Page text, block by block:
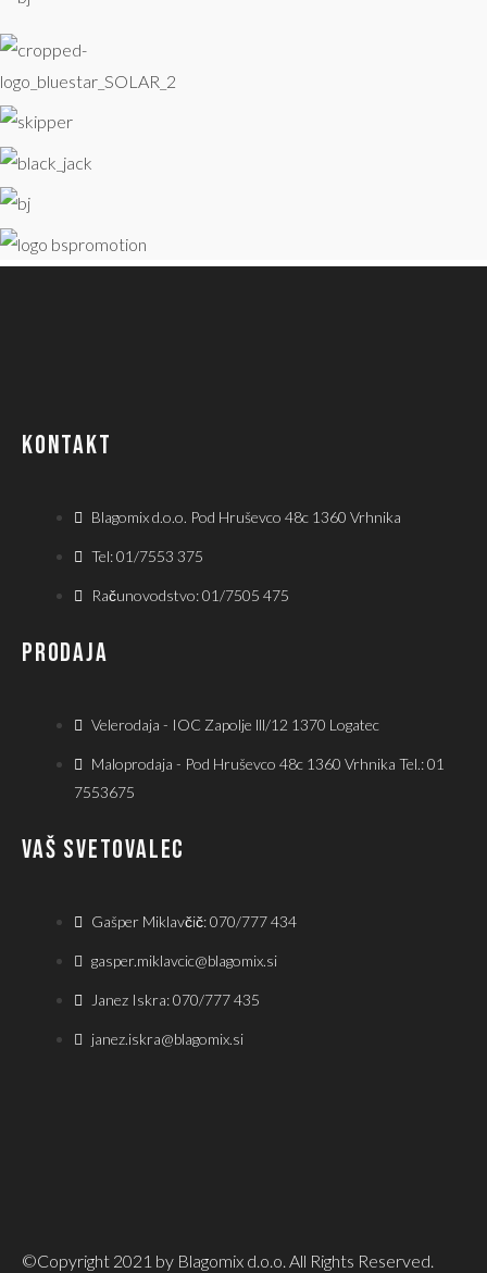
KONTAKT
Blagomix d.o.o. Pod Hruševco 48c 1360 Vrhnika
Tel: 01/7553 375
Računovodstvo: 01/7505 475
PRODAJA
Velerodaja - IOC Zapolje lll/12 1370 Logatec
Maloprodaja - Pod Hruševco 48c 1360 Vrhnika Tel.: 01
7553675
VAŠ SVETOVALEC
Gašper Miklavčič: 070/777 434
gasper.miklavcic@blagomix.si
Janez Iskra: 070/777 435
janez.iskra@blagomix.si
©Copyright 2021 by Blagomix d.o.o. All Rights Reserved.